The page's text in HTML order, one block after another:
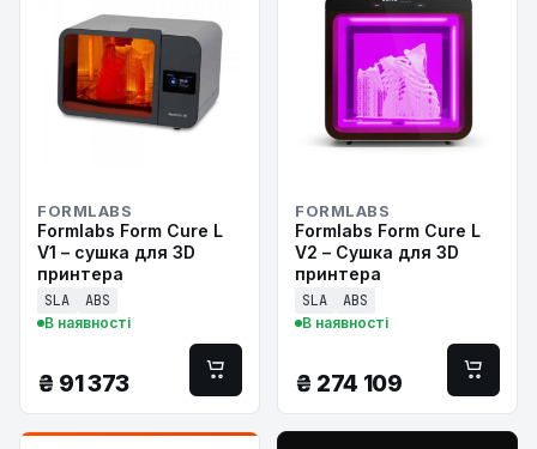
FORMLABS
Formlabs Form Cure L
V1 – сушка для 3D
принтера
SLA ABS
В наявності
₴ 91 373
FORMLABS
Formlabs Form Cure L
V2 – Сушка для 3D
принтера
SLA ABS
В наявності
₴ 274 109